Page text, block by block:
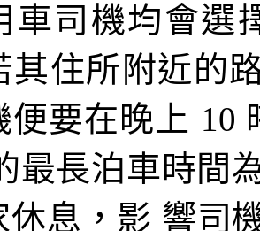
車司機均會選
其住所附近的
便要在晚上 10
最長泊車時間
休息，影 響司